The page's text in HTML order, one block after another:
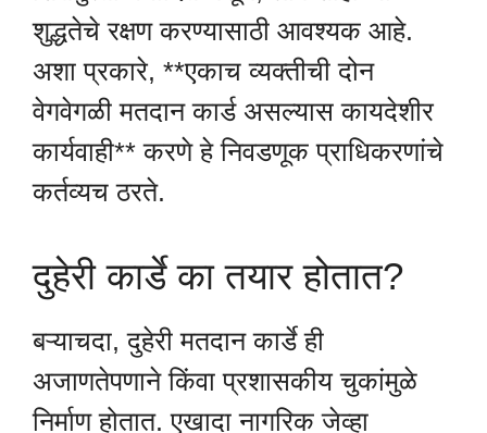
शुद्धतेचे रक्षण करण्यासाठी आवश्यक आहे.
अशा प्रकारे, **एकाच व्यक्तीची दोन
वेगवेगळी मतदान कार्ड असल्यास कायदेशीर
कार्यवाही** करणे हे निवडणूक प्राधिकरणांचे
कर्तव्यच ठरते.
दुहेरी कार्डे का तयार होतात?
बऱ्याचदा, दुहेरी मतदान कार्डे ही
अजाणतेपणाने किंवा प्रशासकीय चुकांमुळे
निर्माण होतात. एखादा नागरिक जेव्हा